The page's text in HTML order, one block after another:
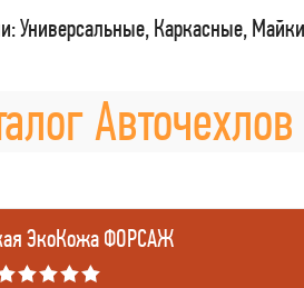
Универсальные, Каркасные,
ЭкоКожа ФОРСАЖ